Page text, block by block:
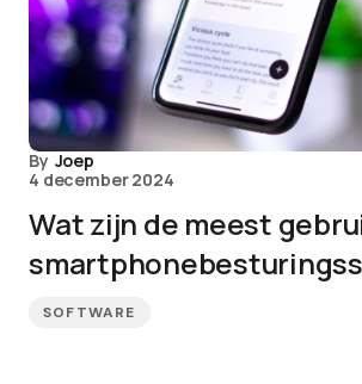
By Joep
4 december 2024
Wat zijn de meest
SOFTWARE